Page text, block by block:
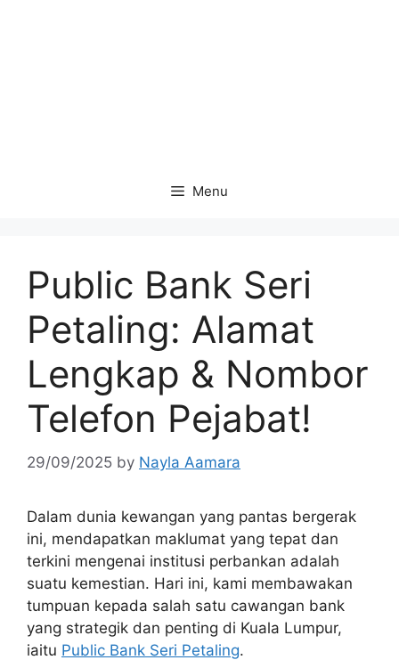
Menu
Public Bank Seri
Petaling: Alamat
Lengkap & Nombor
Telefon Pejabat!
29/09/2025 by Nayla Aamara
Dalam dunia kewangan yang pantas bergerak
ini, mendapatkan maklumat yang tepat dan
terkini mengenai institusi perbankan adalah
suatu kemestian. Hari ini, kami membawakan
tumpuan kepada salah satu cawangan bank
yang strategik dan penting di Kuala Lumpur,
iaitu Public Bank Seri Petaling.